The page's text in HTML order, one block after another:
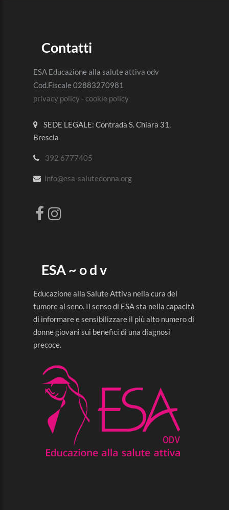
Contatti
ESA Educazione alla salute attiva odv
Cod.Fiscale 02883270981
privacy policy-cookie policy
SEDE LEGALE: Contrada S. Chiara 31,
Brescia
392 6777405
info@esa-salutedonna.org
ESA ~ o d v
Educazione alla Salute Attiva nella cura del
tumore al seno. Il senso di ESA sta nella capacità
di informare e sensibilizzare il più alto numero di
donne giovani sui benefici di una diagnosi
precoce.